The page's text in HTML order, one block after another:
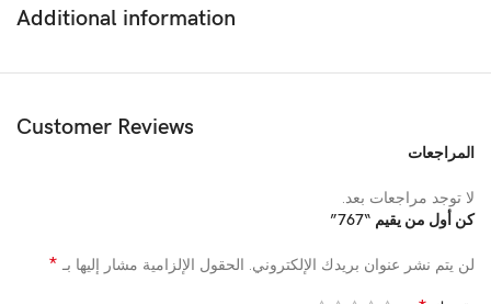
Additional information
Customer Reviews
المراجعات
لا توجد مراجعات بعد.
كن أول من يقيم “767”
لن يتم نشر عنوان بريدك الإلكتروني. الحقول الإلزامية مشار إليها بـ *